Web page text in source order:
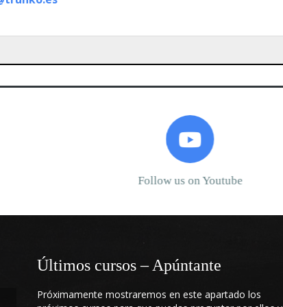
Follow us on Youtube
Últimos cursos – Apúntante
Próximamente mostraremos en este apartado los